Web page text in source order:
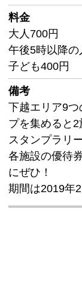
料金
大人700円
午後5時以降の
子ども400円
備考
下越エリア9
プを集めると
スタンプラリ
各施設の優待
にぜひ！
期間は2019年